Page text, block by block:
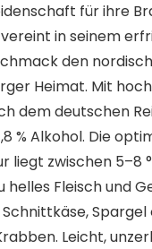
für ihre
in seinem
den
Heimat. Mit
dem deutschen
% Alkohol. Die
liegt zwischen 5–8
helles Fleisch und
Leicht,